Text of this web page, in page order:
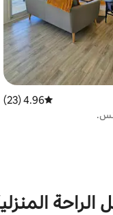
متوسط التقييم 4.96 من 5، 23
4.96 (23)
الراحة